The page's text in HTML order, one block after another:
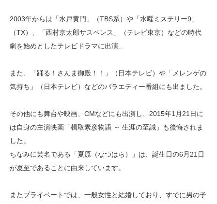
2003年からは「水戸黄門」（TBS系）や「水曜ミステリー9」
（TX）、「西村京太郎サスペンス」（テレビ東京）などの時代
劇を始めとしたテレビドラマに出演…
また、「踊る！さんま御殿！！」（日本テレビ）や「メレンゲの
気持ち」（日本テレビ）などのバラエティー番組にも出ました。
その他にも舞台や映画、CMなどにも出演し、2015年1月21日に
は自身の主演映画「楫取素彦物語 ～ 生涯の至誠」も後悔されま
した。
ちなみに芸名である「夏原（なつはら）」は、誕生日の6月21日
が夏至であることに由来しています。
またプライベートでは、一般女性と結婚しており、すでに男の子